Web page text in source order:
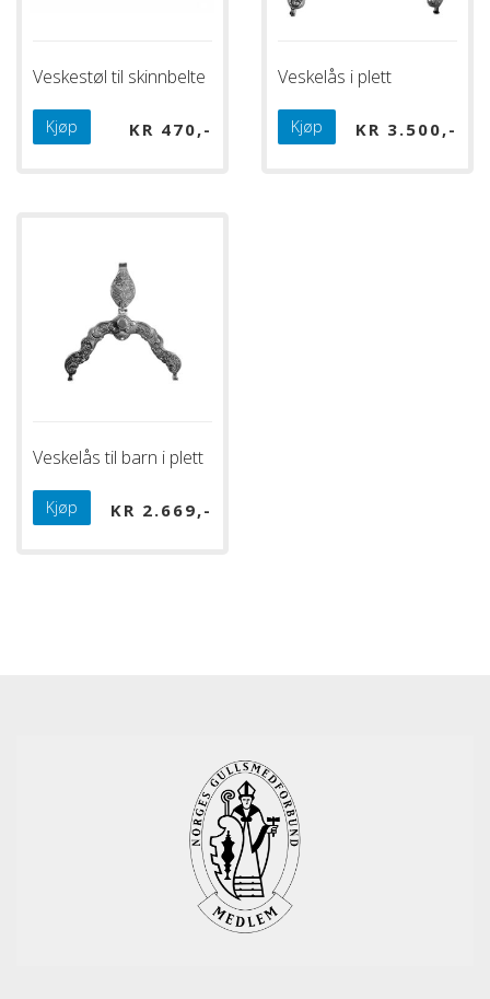
Veskestøl til skinnbelte
KR 470
Kjøp
Veskelås i plett
KR 3.500
Kjøp
Veskelås til barn i plett
KR 2.669
Kjøp